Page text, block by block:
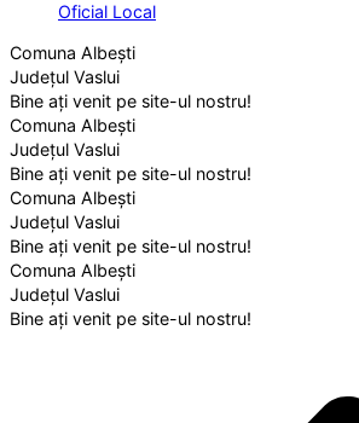
Oficial Local
Comuna Albești
Județul Vaslui
Bine ați venit pe site-ul nostru!
Comuna Albești
Județul Vaslui
Bine ați venit pe site-ul nostru!
Comuna Albești
Județul Vaslui
Bine ați venit pe site-ul nostru!
Comuna Albești
Județul Vaslui
Bine ați venit pe site-ul nostru!